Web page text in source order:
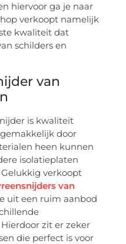
hiervoor ga je naar
verkoopt namelijk
kwaliteit dat
schilders en
van
is kwaliteit
door
heen kunnen
isolatieplaten
verkoopt
van
uit een ruim aanbod
zit er zeker
die perfect is voor